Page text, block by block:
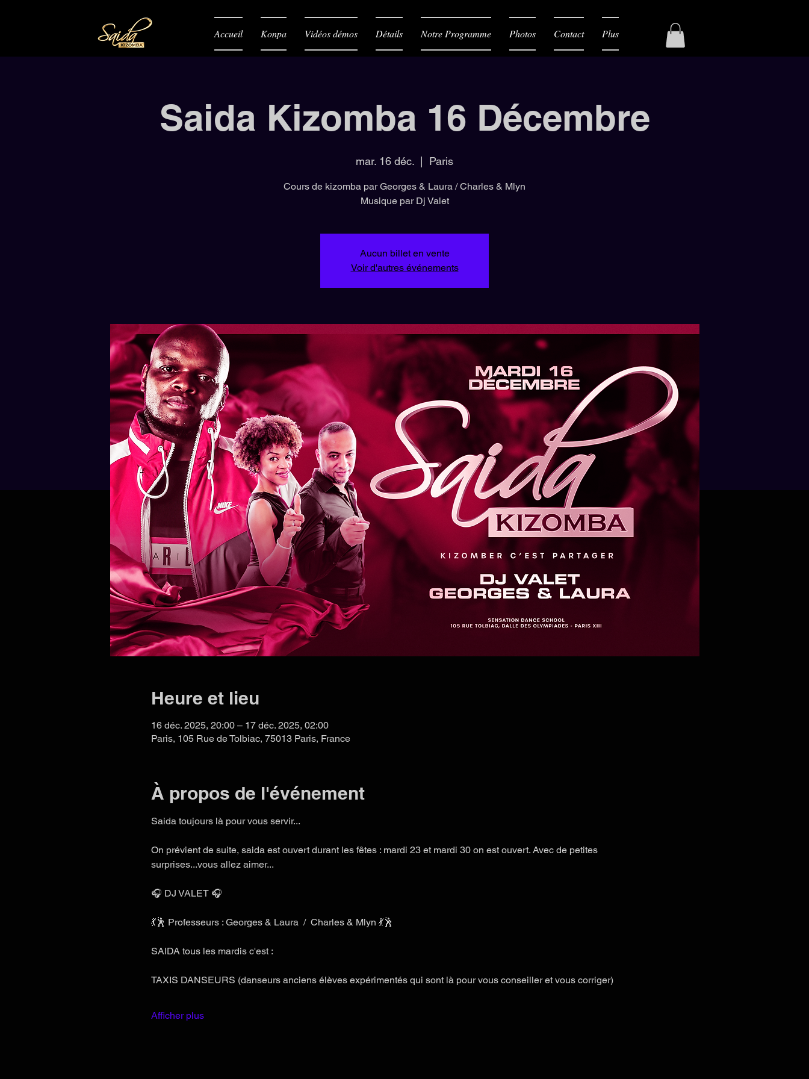
Accueil Konpa Vidéos démos Détails Notre Programme Photos Contact Plus
Saida Kizomba 16 Décembre
mar. 16 déc.
  |
Paris
Cours de kizomba par Georges & Laura / Charles & Mlyn
Musique par Dj Valet
Aucun billet en vente
Voir d'autres événements
Heure et lieu
16 déc. 2025, 20:00 – 17 déc. 2025, 02:00
Paris, 105 Rue de Tolbiac, 75013 Paris, France
À propos de l'événement
Saida toujours là pour vous servir...
On prévient de suite, saida est ouvert durant les fêtes : mardi 23 et mardi 30 on est ouvert. Avec de petites
surprises...vous allez aimer...
🎧 DJ VALET 🎧
💃🕺 Professeurs : Georges & Laura  /  Charles & Mlyn 💃🕺
SAIDA tous les mardis c'est :
TAXIS DANSEURS (danseurs anciens élèves expérimentés qui sont là pour vous conseiller et vous corriger)
Afficher plus